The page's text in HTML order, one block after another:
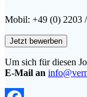
Mobil: +49 (0) 2203
Um sich für diesen
E-Mail an